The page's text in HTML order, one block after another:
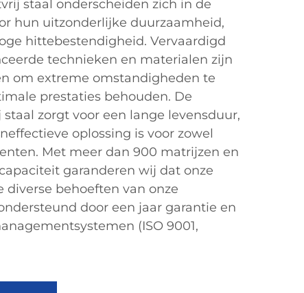
staal onderscheiden zich in de
hun uitzonderlijke duurzaamheid,
hittebestendigheid. Vervaardigd
technieken en materialen zijn
om extreme omstandigheden te
prestaties behouden. De
zorgt voor een lange levensduur,
oplossing is voor zowel
Met meer dan 900 matrijzen en
garanderen wij dat onze
diverse behoeften van onze
door een jaar garantie en
(ISO 9001,